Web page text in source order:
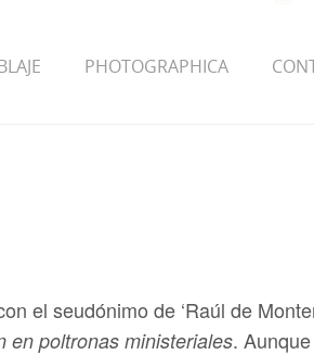
PHOTOGRAPHICA
el seudónimo de ‘Raúl de
en poltronas ministeriales.